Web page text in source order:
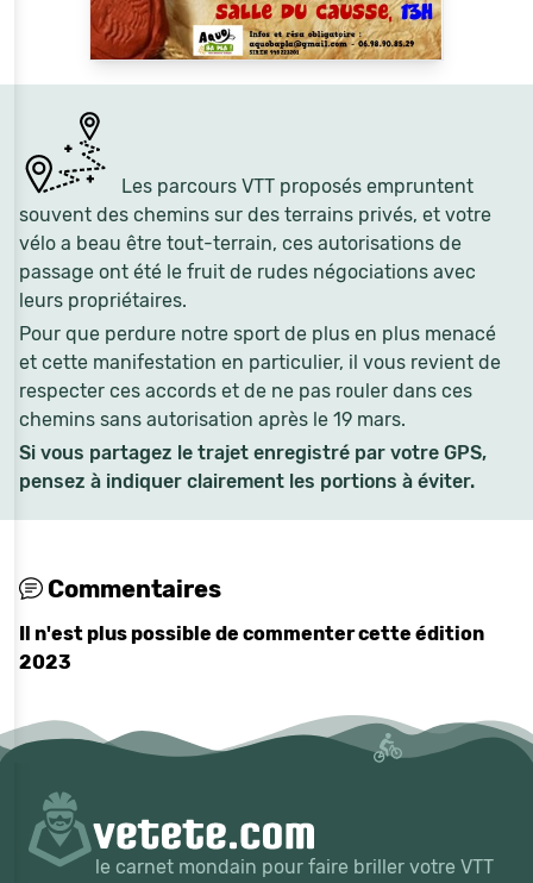
Les parcours VTT proposés empruntent
souvent des chemins sur des terrains privés, et votre
vélo a beau être tout-terrain, ces autorisations de
passage ont été le fruit de rudes négociations avec
leurs propriétaires.
Pour que perdure notre sport de plus en plus menacé
et cette manifestation en particulier, il vous revient de
respecter ces accords et de ne pas rouler dans ces
chemins sans autorisation après le 19 mars.
Si vous partagez le trajet enregistré par votre GPS,
pensez à indiquer clairement les portions à éviter.
Commentaires
Il n'est plus possible de commenter cette édition
2023
le carnet mondain pour faire briller votre VTT